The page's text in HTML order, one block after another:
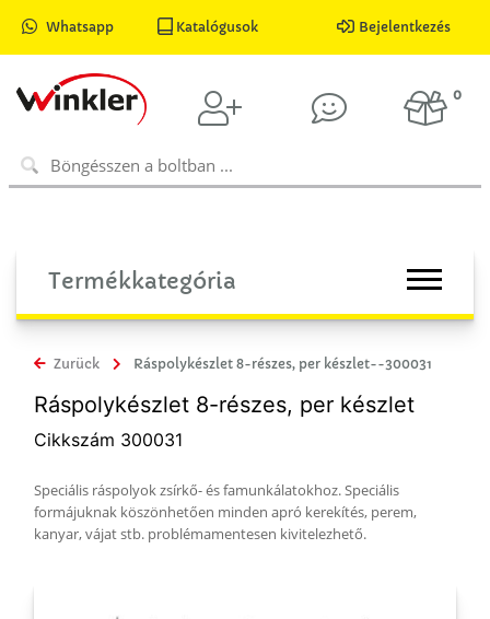
Whatsapp Katalógusok Bejelentkezés
0
Termékkategória
Zurück Ráspolykészlet 8-részes, per készlet--300031
Ráspolykészlet 8-részes, per készlet
Cikkszám 300031
Speciális ráspolyok zsírkő- és famunkálatokhoz. Speciális
formájuknak köszönhetően minden apró kerekítés, perem,
kanyar, vájat stb. problémamentesen kivitelezhető.